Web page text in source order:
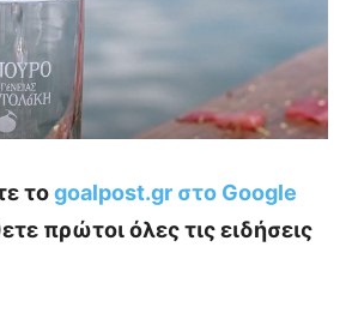
τοgoalpost.gr στο Google
πρώτοι όλες τις ειδήσεις